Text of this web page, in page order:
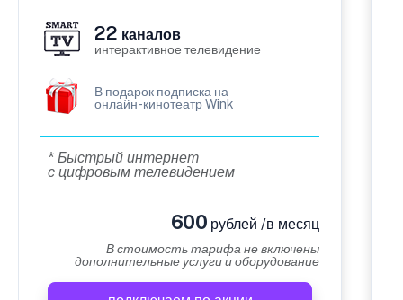
22 каналов
интерактивное телевидение
В подарок подписка на
онлайн-кинотеатр Wink
* Быстрый интернет
с цифровым телевидением
600 рублей /в месяц
В стоимость тарифа не включены
дополнительные услуги и оборудование